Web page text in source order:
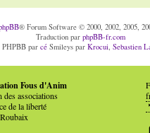
® Forum Software © 2000, 2002, 2005,
Traduction parphpBB-fr.com
PHPBB parcé Smileys parKrocui ,Sebastien
Fous d'Anim
des associations
de la liberté